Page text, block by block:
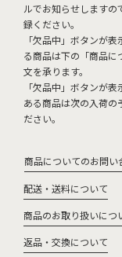
ルでお知らせします
録ください。
「欠品中」ボタンが
る商品は下の「商品
文を承ります。
「欠品中」ボタンが
ある商品は次の入荷の
ださい。
商品についてのお問い
配送・送料について
商品のお取り扱いにつ
返品・交換について